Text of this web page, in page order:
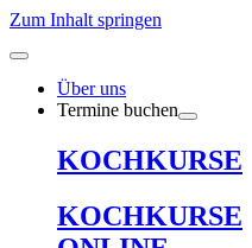
Zum Inhalt springen
Über uns
Termine buchen
KOCHKURSE
KOCHKURSE